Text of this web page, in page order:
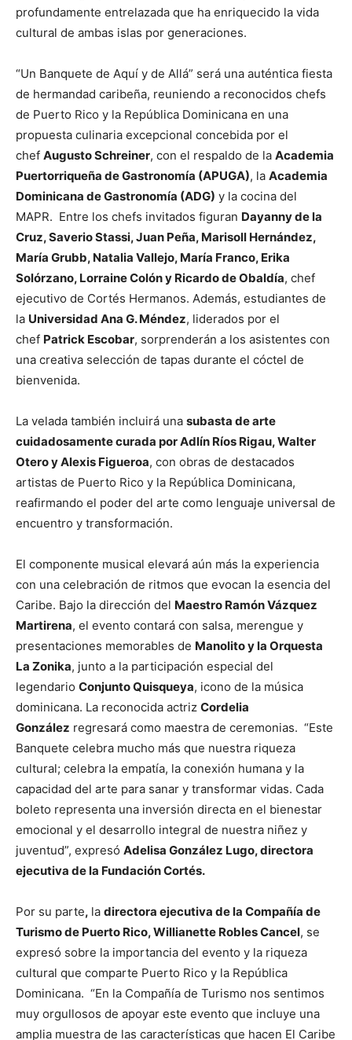
profundamente entrelazada que ha enriquecido la vida
cultural de ambas islas por generaciones.
“Un Banquete de Aquí y de Allá” será una auténtica fiesta
de hermandad caribeña, reuniendo a reconocidos chefs
de Puerto Rico y la República Dominicana en una
propuesta culinaria excepcional concebida por el
chef Augusto Schreiner, con el respaldo de la Academia
Puertorriqueña de Gastronomía (APUGA), la Academia
Dominicana de Gastronomía (ADG) y la cocina del
MAPR. Entre los chefs invitados figuran Dayanny de la
Cruz, Saverio Stassi, Juan Peña, Marisoll Hernández,
María Grubb, Natalia Vallejo, María Franco, Erika
Solórzano, Lorraine Colón y Ricardo de Obaldía, chef
ejecutivo de Cortés Hermanos. Además, estudiantes de
la Universidad Ana G. Méndez, liderados por el
chef Patrick Escobar, sorprenderán a los asistentes con
una creativa selección de tapas durante el cóctel de
bienvenida.
La velada también incluirá una subasta de arte
cuidadosamente curada por Adlín Ríos Rigau, Walter
Otero y Alexis Figueroa, con obras de destacados
artistas de Puerto Rico y la República Dominicana,
reafirmando el poder del arte como lenguaje universal de
encuentro y transformación.
El componente musical elevará aún más la experiencia
con una celebración de ritmos que evocan la esencia del
Caribe. Bajo la dirección del Maestro Ramón Vázquez
Martirena, el evento contará con salsa, merengue y
presentaciones memorables de Manolito y la Orquesta
La Zonika, junto a la participación especial del
legendario Conjunto Quisqueya, icono de la música
dominicana. La reconocida actriz Cordelia
González regresará como maestra de ceremonias. “Este
Banquete celebra mucho más que nuestra riqueza
cultural; celebra la empatía, la conexión humana y la
capacidad del arte para sanar y transformar vidas. Cada
boleto representa una inversión directa en el bienestar
emocional y el desarrollo integral de nuestra niñez y
juventud”, expresó Adelisa González Lugo, directora
ejecutiva de la Fundación Cortés.
Por su parte, la directora ejecutiva de la Compañía de
Turismo de Puerto Rico, Willianette Robles Cancel, se
expresó sobre la importancia del evento y la riqueza
cultural que comparte Puerto Rico y la República
Dominicana. “En la Compañía de Turismo nos sentimos
muy orgullosos de apoyar este evento que incluye una
amplia muestra de las características que hacen El Caribe